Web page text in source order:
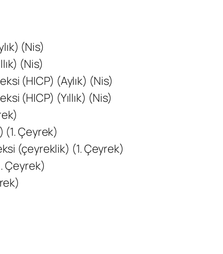
(Nis)
(Nis)
(HICP) (Aylık) (Nis)
(HICP) (Yıllık) (Nis)
(1. Çeyrek)
(çeyreklik) (1. Çeyrek)
Çeyrek)